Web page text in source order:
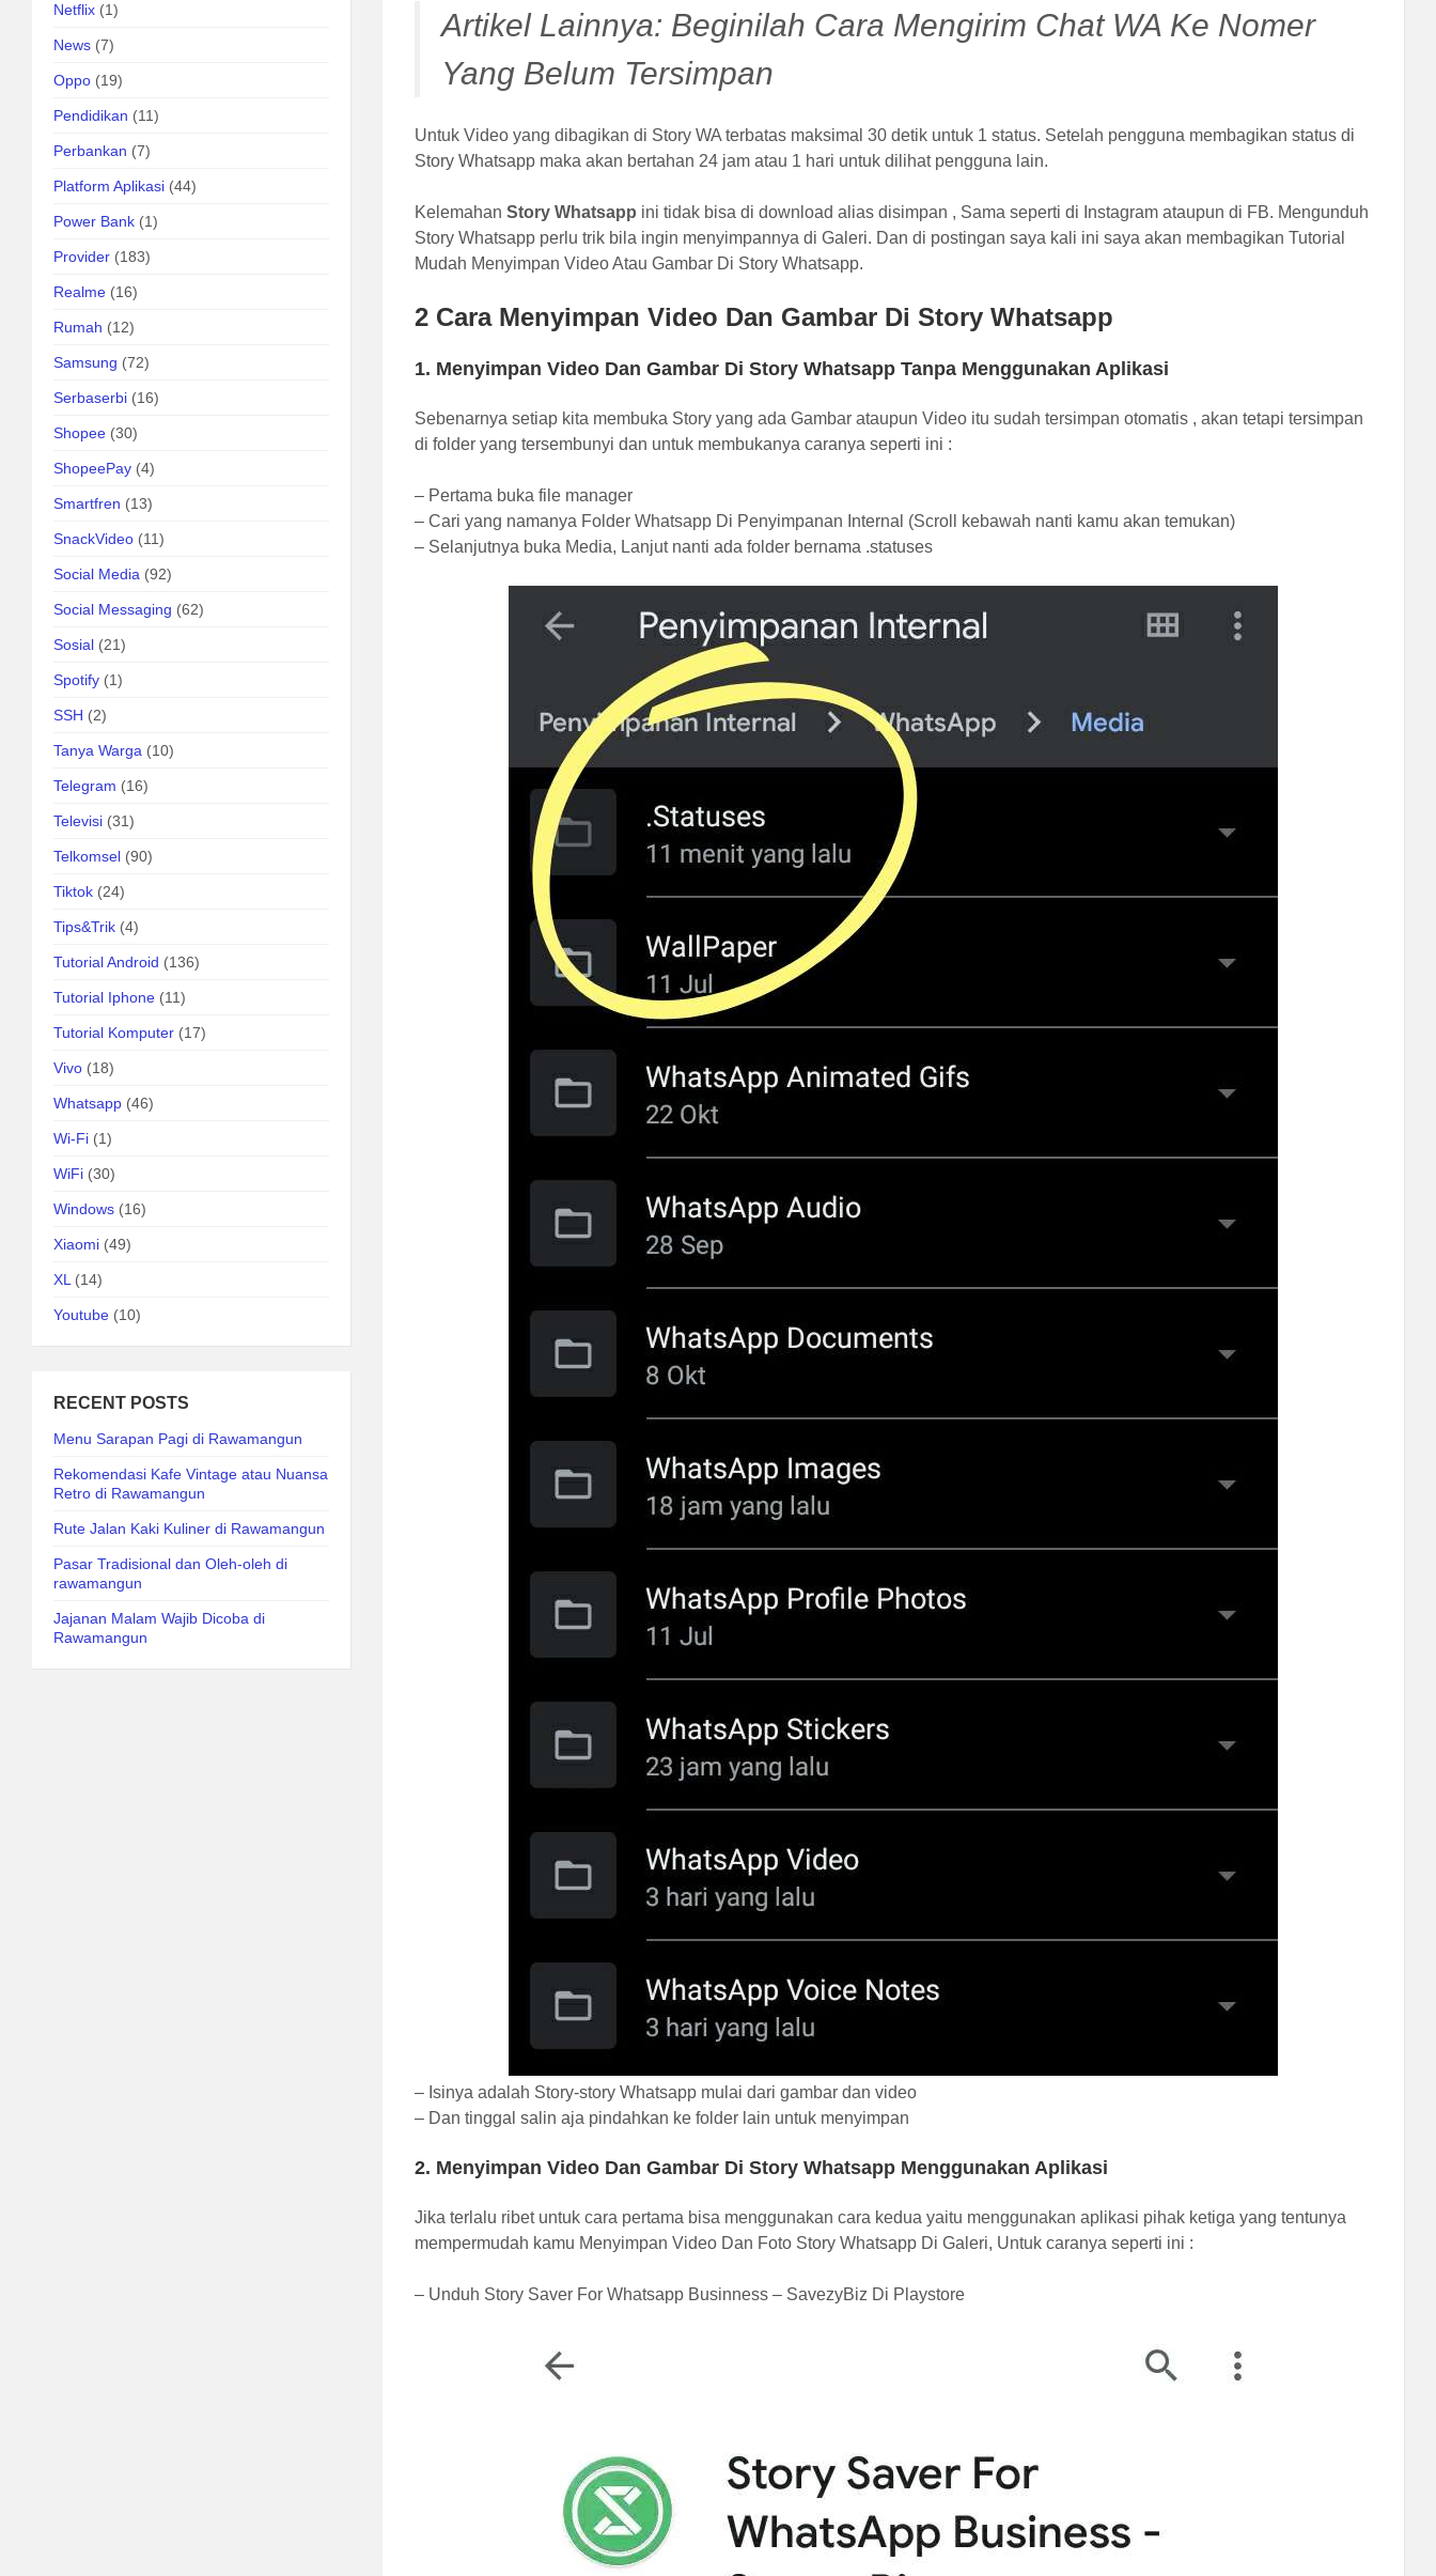
Artikel Lainnya: Beginilah Cara Mengirim Chat WA Ke Nomer
Yang Belum Tersimpan
Untuk Video yang dibagikan di Story WA terbatas maksimal 30 detik untuk 1 status. Setelah pengguna membagikan status di
Story Whatsapp maka akan bertahan 24 jam atau 1 hari untuk dilihat pengguna lain.
KelemahanStory Whatsapp ini tidak bisa di download alias disimpan , Sama seperti di Instagram ataupun di FB. Mengunduh
Story Whatsapp perlu trik bila ingin menyimpannya di Galeri. Dan di postingan saya kali ini saya akan membagikan Tutorial
Mudah Menyimpan Video Atau Gambar Di Story Whatsapp.
2 Cara Menyimpan Video Dan Gambar Di Story Whatsapp
1. Menyimpan Video Dan Gambar Di Story Whatsapp Tanpa Menggunakan Aplikasi
Sebenarnya setiap kita membuka Story yang ada Gambar ataupun Video itu sudah tersimpan otomatis , akan tetapi tersimpan
di folder yang tersembunyi dan untuk membukanya caranya seperti ini :
– Pertama buka file manager
– Cari yang namanya Folder Whatsapp Di Penyimpanan Internal (Scroll kebawah nanti kamu akan temukan)
– Selanjutnya buka Media, Lanjut nanti ada folder bernama .statuses
– Isinya adalah Story-story Whatsapp mulai dari gambar dan video
– Dan tinggal salin aja pindahkan ke folder lain untuk menyimpan
2. Menyimpan Video Dan Gambar Di Story Whatsapp Menggunakan Aplikasi
Jika terlalu ribet untuk cara pertama bisa menggunakan cara kedua yaitu menggunakan aplikasi pihak ketiga yang tentunya
mempermudah kamu Menyimpan Video Dan Foto Story Whatsapp Di Galeri, Untuk caranya seperti ini :
– Unduh Story Saver For Whatsapp Businness – SavezyBiz Di Playstore
Netflix (1)
News (7)
Oppo (19)
Pendidikan (11)
Perbankan (7)
Platform Aplikasi (44)
Power Bank (1)
Provider (183)
Realme (16)
Rumah (12)
Samsung (72)
Serbaserbi (16)
Shopee (30)
ShopeePay (4)
Smartfren (13)
SnackVideo (11)
Social Media (92)
Social Messaging (62)
Sosial (21)
Spotify (1)
SSH (2)
Tanya Warga (10)
Telegram (16)
Televisi (31)
Telkomsel (90)
Tiktok (24)
Tips&Trik (4)
Tutorial Android (136)
Tutorial Iphone (11)
Tutorial Komputer (17)
Vivo (18)
Whatsapp (46)
Wi-Fi (1)
WiFi (30)
Windows (16)
Xiaomi (49)
XL (14)
Youtube (10)
RECENT POSTS
Menu Sarapan Pagi di Rawamangun
Rekomendasi Kafe Vintage atau Nuansa
Retro di Rawamangun
Rute Jalan Kaki Kuliner di Rawamangun
Pasar Tradisional dan Oleh-oleh di
rawamangun
Jajanan Malam Wajib Dicoba di
Rawamangun